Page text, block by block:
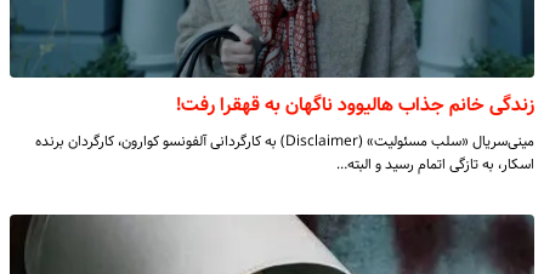
زندگی خانم جذاب هالیوود ناگهان به قهقرا رفت!
مینی‌سریال «سلب مسئولیت» (Disclaimer) به کارگردانی آلفونسو کوارون، کارگردان برنده
اسکار، به تازگی اتمام رسید و البته…